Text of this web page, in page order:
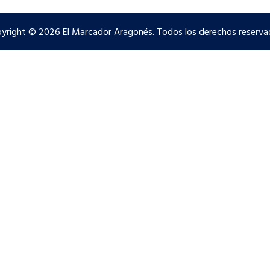
© 2026 El Marcador Aragonés. Todos los derechos